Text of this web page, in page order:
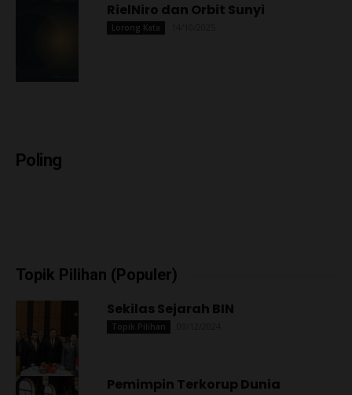
RielNiro dan Orbit Sunyi
Lorong Kata
Poling
Topik Pilihan (Populer)
Sekilas Sejarah BIN
Topik Pilihan
Pemimpin Terkorup Dunia